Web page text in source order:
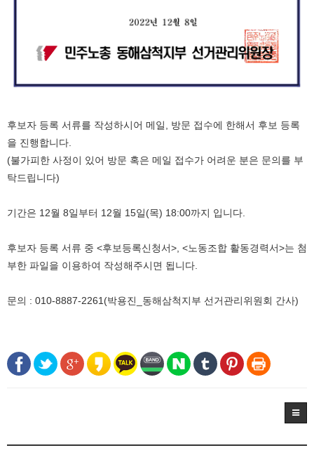
후보자 등록 서류를 작성하시어 메일, 방문 접수에 한해서 후보 등록
을 진행합니다.
(불가피한 사정이 있어 방문 혹은 메일 접수가 어려운 분은 문의를 부
탁드립니다)
기간은 12월 8일부터 12월 15일(목) 18:00까지 입니다.
후보자 등록 서류 중 <후보등록신청서>, <노동조합 활동경력서>는 첨
부한 파일을 이용하여 작성해주시면 됩니다.
문의 : 010-8887-2261(박용진_동해삼척지부 선거관리위원회 간사)